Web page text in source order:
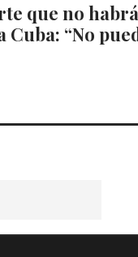
que no
Cuba: “No